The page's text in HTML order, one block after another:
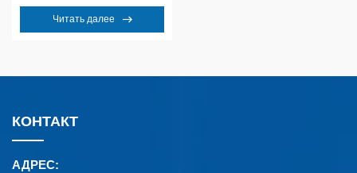
Читать далее
КОНТАКТ
АДРЕС: